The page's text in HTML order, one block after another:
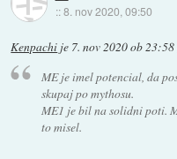
::8. nov 2020, 09:50
Kenpachi je 7. nov 2020 ob 23:58
ME je imel potencial, da
skupaj po mythosu.
ME1 je bil na solidni poti.
to misel.